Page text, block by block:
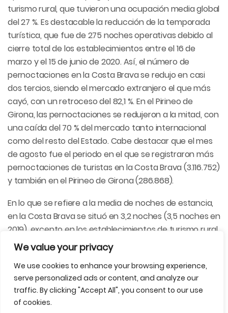
We value your privacy
We use cookies to enhance your browsing experience,
serve personalized ads or content, and analyze our
traffic. By clicking "Accept All", you consent to our use
of cookies.
turismo rural, que tuvieron una ocupación media global
del 27 %. Es destacable la reducción de la temporada
turística, que fue de 275 noches operativas debido al
cierre total de los establecimientos entre el 16 de
marzo y el 15 de junio de 2020. Así, el número de
pernoctaciones en la Costa Brava se redujo en casi
dos tercios, siendo el mercado extranjero el que más
cayó, con un retroceso del 82,1 %. En el Pirineo de
Girona, las pernoctaciones se redujeron a la mitad, con
una caída del 70 % del mercado tanto internacional
como del resto del Estado. Cabe destacar que el mes
de agosto fue el periodo en el que se registraron más
pernoctaciones de turistas en la Costa Brava (3.116.752)
y también en el Pirineo de Girona (286.868).
En lo que se refiere a la media de noches de estancia,
en la Costa Brava se situó en 3,2 noches (3,5 noches en
2019), excepto en los establecimientos de turismo rural,
donde se pasó de 2,5 noches en 2019 a 2,8 en 2020. En
el Pirineo de Girona se mantuvo el promedio estable
global para todos los tipos de alojamiento, mientras
que se incrementó también en los establecimientos de
turismo rural, donde aumentó de 2,5 noches en 2019 a
2,7 en 2020.